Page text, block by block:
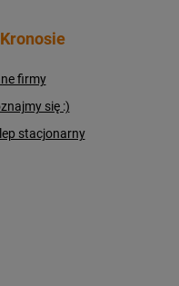
firmy
się :)
stacjonarny